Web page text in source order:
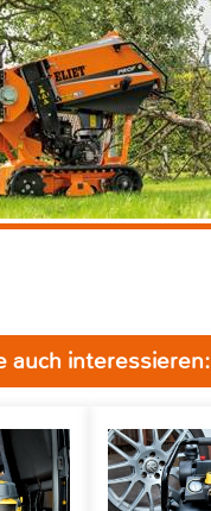
auch interessieren: